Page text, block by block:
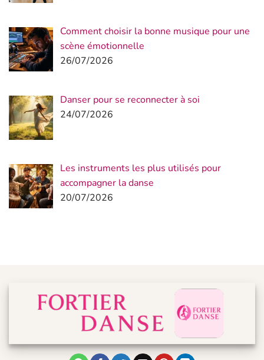
Comment choisir la bonne musique pour une
scène émotionnelle
26/07/2026
Danser pour se reconnecter à soi
24/07/2026
Les instruments les plus utilisés pour
accompagner la danse
20/07/2026